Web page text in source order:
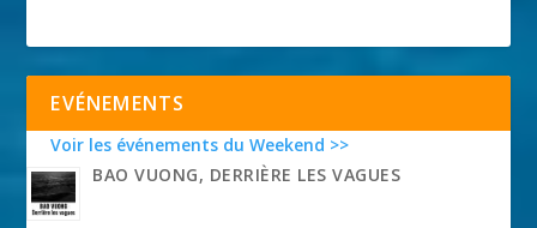
EVÉNEMENTS
Voir les événements du Weekend >>
BAO VUONG, DERRIÈRE LES VAGUES